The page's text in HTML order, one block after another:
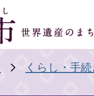
くらし・手